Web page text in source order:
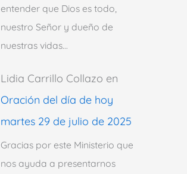
entender que Dios es todo,
nuestro Señor y dueño de
nuestras vidas…
Lidia Carrillo Collazo en
Oración del día de hoy
martes 29 de julio de 2025
Gracias por este Ministerio que
nos ayuda a presentarnos